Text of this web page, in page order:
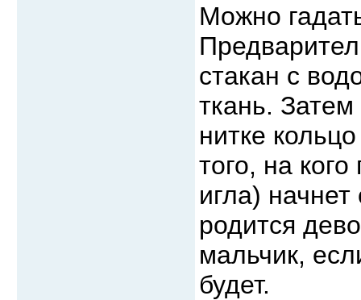
Можно
стакан с
ткань.
нитке
того, на
игла)
родится
мальчик,
будет.